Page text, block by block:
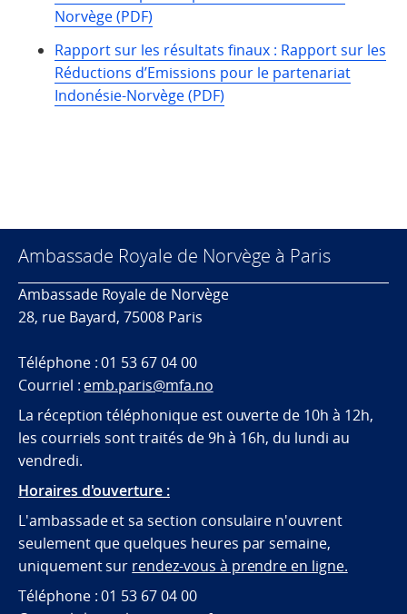
Norvège (PDF)
Rapport sur les résultats finaux : Rapport sur les
Réductions d’Emissions pour le partenariat
Indonésie-Norvège (PDF)
Ambassade Royale de Norvège à Paris
Ambassade Royale de Norvège
28, rue Bayard, 75008 Paris
Téléphone : 01 53 67 04 00
Courriel : emb.paris@mfa.no
La réception téléphonique est ouverte de 10h à 12h,
les courriels sont traités de 9h à 16h, du lundi au
vendredi.
Horaires d'ouverture :
L'ambassade et sa section consulaire n'ouvrent
seulement que quelques heures par semaine,
uniquement sur rendez-vous à prendre en ligne.
Téléphone : 01 53 67 04 00